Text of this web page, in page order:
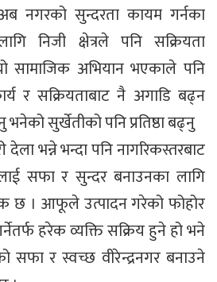
नगरको सुन्दरता कायम गर्नका
निजी क्षेत्रले पनि सक्रियता
सामाजिक अभियान भएकाले पनि
र सक्रियताबाट नै अगाडि बढ्न
सुर्खेतीको पनि प्रतिष्ठा बढ्नु
भन्ने भन्दा पनि नागरिकस्तरबाट
सफा र सुन्दर बनाउनका लागि
। आफूले उत्पादन गरेको फोहोर
हरेक व्यक्ति सक्रिय हुने हो भने
सफा र स्वच्छ वीरेन्द्रनगर बनाउने